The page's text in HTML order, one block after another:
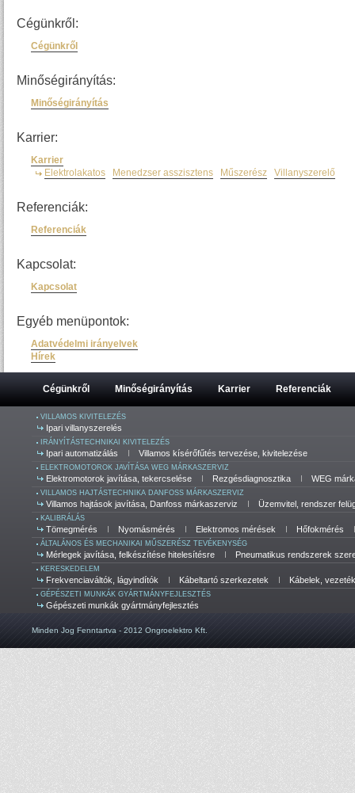
Cégünkről:
Cégünkről
Minőségirányítás:
Minőségirányítás
Karrier:
Karrier
Elektrolakatos
Menedzser asszisztens Műszerész Villanyszerelő
Referenciák:
Referenciák
Kapcsolat:
Kapcsolat
Egyéb menüpontok:
Adatvédelmi irányelvek
Hírek
Cégünkről Minőségirányítás Karrier Referenciák
VILLAMOS KIVITELEZÉS
Ipari villanyszerelés
IRÁNYÍTÁSTECHNIKAI KIVITELEZÉS
Ipari automatizálás Villamos kísérőfűtés tervezése, kivitelezése
ELEKTROMOTOROK JAVÍTÁSA WEG MÁRKASZERVIZ
Elektromotorok javítása, tekercselése Rezgésdiagnosztika WEG
VILLAMOS HAJTÁSTECHNIKA DANFOSS MÁRKASZERVIZ
Villamos hajtások javítása, Danfoss márkaszerviz Üzemvitel, rendszer
KALIBRÁLÁS
Tömegmérés Nyomásmérés Elektromos mérések Hőfokmérés
ÁLTALÁNOS ÉS MECHANIKAI MŰSZERÉSZ TEVÉKENYSÉG
Mérlegek javítása, felkészítése hitelesítésre Pneumatikus rendszerek
KERESKEDELEM
Frekvenciaváltók, lágyindítók Kábeltartó szerkezetek Kábelek,
GÉPÉSZETI MUNKÁK GYÁRTMÁNYFEJLESZTÉS
Gépészeti munkák gyártmányfejlesztés
Minden Jog Fenntartva - 2012 Ongroelektro Kft.